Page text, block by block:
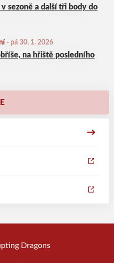
sezoně a další tři body do
- pá 30. 1. 2026
na hřiště posledního